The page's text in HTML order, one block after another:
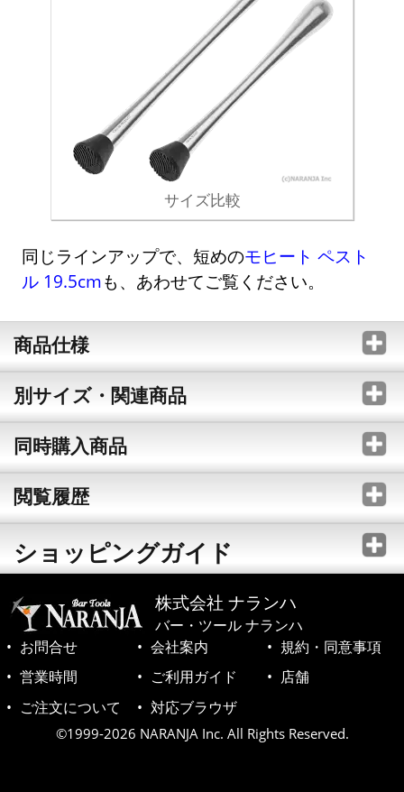
サイズ比較
同じラインアップで、短めのモヒート ペスト
ル 19.5cmも、あわせてご覧ください。
商品仕様
別サイズ・関連商品
同時購入商品
閲覧履歴
ショッピングガイド
株式会社 ナランハ
バー・ツール ナランハ
お問合せ
会社案内
規約・同意事項
営業時間
ご利用ガイド
店舗
ご注文について
対応ブラウザ
©1999-2026 NARANJA Inc. All Rights Reserved.